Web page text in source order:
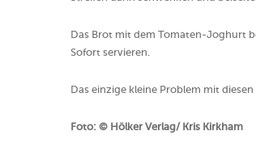
Das Brot mit dem Tomaten-Joghurt
Sofort servieren.
Das einzige kleine Problem mit
Foto: © Hölker Verlag/ Kris Kirkham